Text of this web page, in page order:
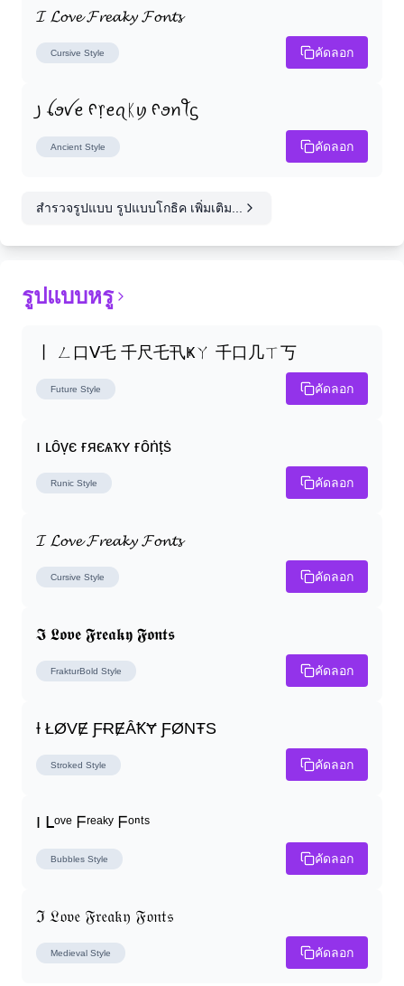
𝓘 𝓛𝓸𝓿𝓮 𝓕𝓻𝓮𝓪𝓴𝔂 𝓕𝓸𝓷𝓽𝓼
Cursive Style คัดลอก
꠸ ꪶꪮꪜꫀ ᠻ᥅ꫀꪖᛕꪗ ᠻꪮꪀꪻᦓ
Ancient Style คัดลอก
สำรวจรูปแบบ รูปแบบโกธิค เพิ่มเติม...
รูปแบบหรู
丨 ㄥ口ᐯ乇 千尺乇卂Ҝㄚ 千口几ㄒ丂
Future Style คัดลอก
ı ʟȏṿє ғяєѧҡʏ ғȏṅṭṡ
Runic Style คัดลอก
𝓘 𝓛𝓸𝓿𝓮 𝓕𝓻𝓮𝓪𝓴𝔂 𝓕𝓸𝓷𝓽𝓼
Cursive Style คัดลอก
𝕴 𝕷𝖔𝖛𝖊 𝕱𝖗𝖊𝖆𝖐𝖞 𝕱𝖔𝖓𝖙𝖘
FrakturBold Style คัดลอก
Ɨ ŁØVɆ ƑɌɆȂꝀɎ ƑØNŦS
Stroked Style คัดลอก
I ᒪᵒᵛᵉ ᖴʳᵉᵃᵏʸ ᖴᵒⁿᵗˢ
Bubbles Style คัดลอก
ℑ 𝔏𝔬𝔳𝔢 𝔉𝔯𝔢𝔞𝔨𝔶 𝔉𝔬𝔫𝔱𝔰
Medieval Style คัดลอก